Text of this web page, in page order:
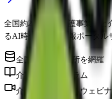
全国約22万件の介護事業所
るAI時代の介護情報ポータル
全国の介護事業所を網羅
介護に役立つコラム
介護のプロによるウェビナ